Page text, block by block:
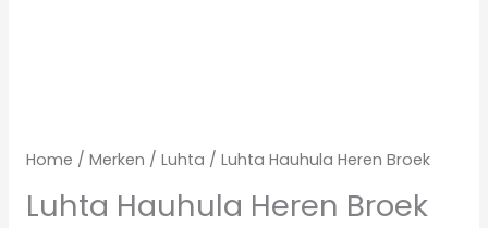
Home / Merken / Luhta / Luhta Hauhula Heren Broek
Luhta Hauhula Heren Broek